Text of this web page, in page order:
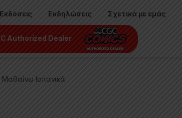
Εκδόσεις Εκδηλώσεις Σχετικά με εμάς
Authorized Dealer
Ισπανικά